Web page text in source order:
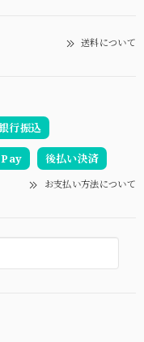
送料について
行振込
後払い決済
お支払い方法について